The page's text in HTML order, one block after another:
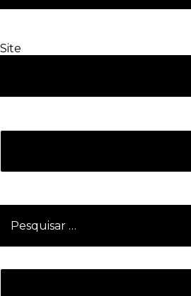
Site
por: